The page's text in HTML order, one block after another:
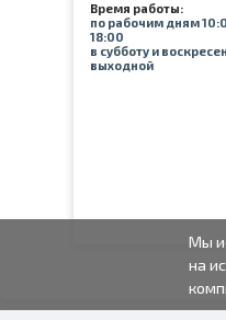
Время работы:
по рабочим дням
18:00
в субботу и
выходной
Мы
на